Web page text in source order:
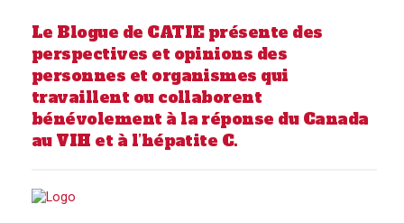
Le Blogue de CATIE présente des
perspectives et opinions des
personnes et organismes qui
travaillent ou collaborent
bénévolement à la réponse du Canada
au VIH et à l’hépatite C.